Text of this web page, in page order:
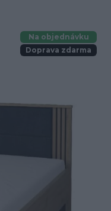
Na objednávku
Doprava zdarma